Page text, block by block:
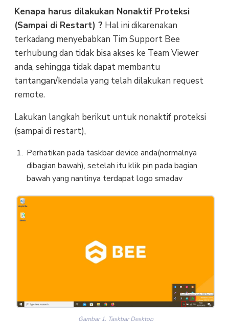
Kenapa harus dilakukan Nonaktif Proteksi
(Sampai di Restart) ? Hal ini dikarenakan
terkadang menyebabkan Tim Support Bee
terhubung dan tidak bisa akses ke Team Viewer
anda, sehingga tidak dapat membantu
tantangan/kendala yang telah dilakukan request
remote.
Lakukan langkah berikut untuk nonaktif proteksi
(sampai di restart),
Perhatikan pada taskbar device anda(normalnya
dibagian bawah), setelah itu klik pin pada bagian
bawah yang nantinya terdapat logo smadav
Gambar 1. Taskbar Desktop